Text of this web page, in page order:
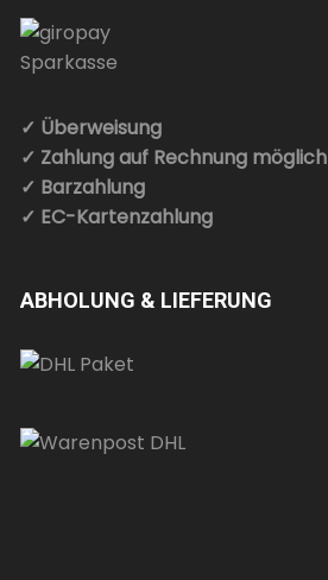
✓ Überweisung
✓ Zahlung auf Rechnung möglich
✓ Barzahlung
✓ EC-Kartenzahlung
ABHOLUNG & LIEFERUNG